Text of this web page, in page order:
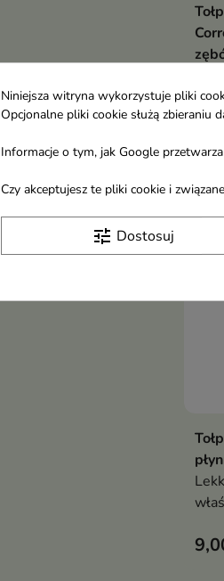
Niniejsza witryna wykorzystuje pliki
Opcjonalne pliki cookie służą
Informacje o tym, jak Google
Czy akceptujesz te pliki cookie i
tune Dostosuj